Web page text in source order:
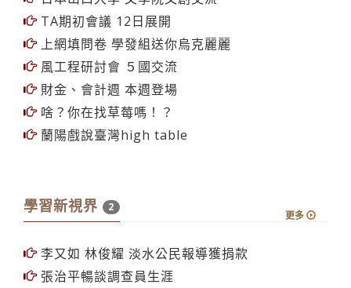
校友熱烈響應捐款
閱讀達人樂談財金趣
日本山口大學 文學院文創交流
TA期初會議 12日展開
上網填問卷 學發組送你烏克麗麗
風工程研討會 ５國交流
財金、會計週 本週登場
蘭陽戲說臺灣high table
學習新視界